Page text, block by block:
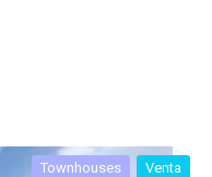
Townhouses Venta